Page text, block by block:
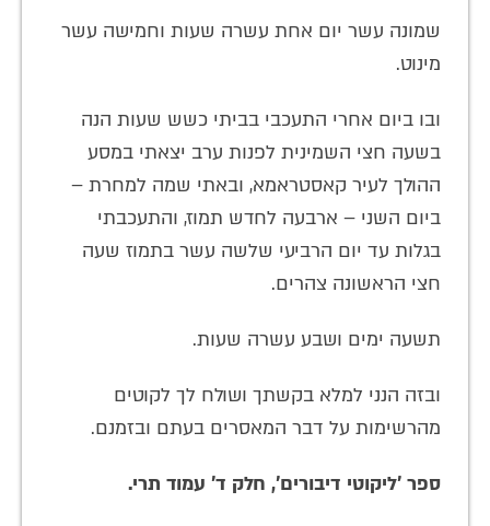
שמונה עשר יום אחת עשרה שעות וחמישה עשר
מינוט.
ובו ביום אחרי התעכבי בביתי כשש שעות הנה
בשעה חצי השמינית לפנות ערב יצאתי במסע
ההולך לעיר קאסטראמא, ובאתי שמה למחרת –
ביום השני – ארבעה לחדש תמוז, והתעכבתי
בגלות עד יום הרביעי שלשה עשר בתמוז שעה
חצי הראשונה צהרים.
תשעה ימים ושבע עשרה שעות.
ובזה הנני למלא בקשתך ושולח לך לקוטים
מהרשימות על דבר המאסרים בעתם ובזמנם.
ספר 'ליקוטי דיבורים', חלק ד' עמוד תרי.